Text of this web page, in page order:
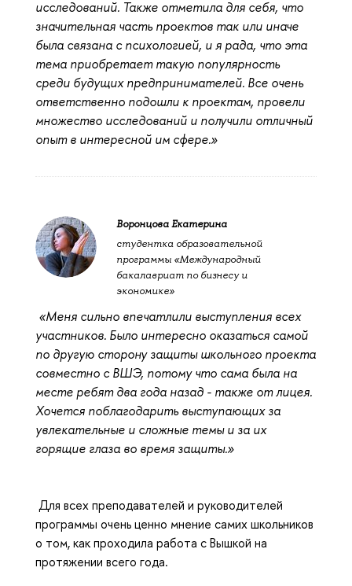
исследований. Также отметила для себя, что
значительная часть проектов так или иначе
была связана с психологией, и я рада, что эта
тема приобретает такую популярность
среди будущих предпринимателей. Все очень
ответственно подошли к проектам, провели
множество исследований и получили отличный
опыт в интересной им сфере.»
Воронцова Екатерина
студентка образовательной
программы «Международный
бакалавриат по бизнесу и
экономике»
«Меня сильно впечатлили выступления всех
участников. Было интересно оказаться самой
по другую сторону защиты школьного проекта
совместно с ВШЭ, потому что сама была на
месте ребят два года назад - также от лицея.
Хочется поблагодарить выступающих за
увлекательные и сложные темы и за их
горящие глаза во время защиты.»
Для всех преподавателей и руководителей
программы очень ценно мнение самих школьников
о том, как проходила работа с Вышкой на
протяжении всего года.